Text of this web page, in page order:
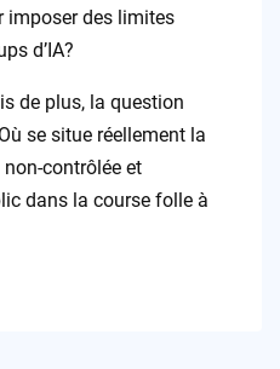
imposer des limites
d’IA?
de plus, la question
se situe réellement la
contrôlée et
dans la course folle à